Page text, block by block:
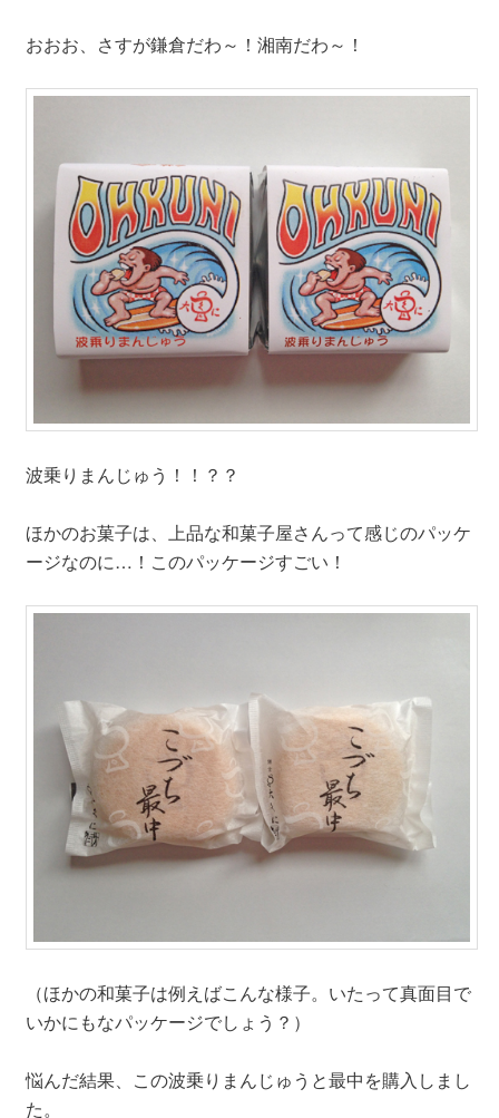
おおお、さすが鎌倉だわ～！湘南だわ～！
波乗りまんじゅう！！？？
ほかのお菓子は、上品な和菓子屋さんって感じのパッケ
ージなのに…！このパッケージすごい！
（ほかの和菓子は例えばこんな様子。いたって真面目で
いかにもなパッケージでしょう？）
悩んだ結果、この波乗りまんじゅうと最中を購入しまし
た。